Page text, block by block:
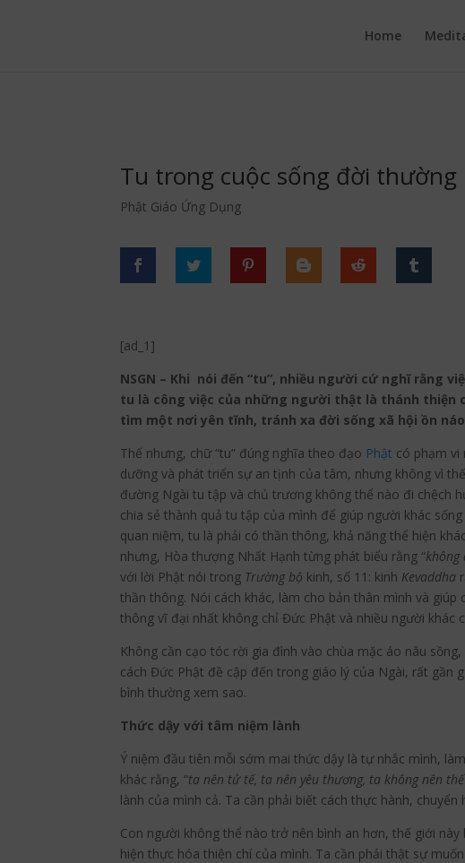
Home
Tu trong cuộc sống đời thường
Phật Giáo Ứng Dụng
[ad_1]
NSGN – Khi nói đến “tu”, nhiều người cứ nghĩ rằng
tu là công việc của những người thật là thánh thiện
tìm một nơi yên tĩnh, tránh xa đời sống xã hội ồn
Thế nhưng, chữ “tu” đúng nghĩa theo đạo Phật có phạm vi
dưỡng và phát triển sự an tịnh của tâm, nhưng không vì
đường Ngài tu tập và chủ trương không thể nào đi chệch
chia sẻ thành quả tu tập của mình để giúp người khác
quan niệm, tu là phải có thần thông, khả năng thể hiện
nhưng, Hòa thượng Nhất Hạnh từng phát biểu rằng “
với lời Phật nói trong Trường bộ kinh, số 11: kinh Kevaddha
thần thông. Nói cách khác, làm cho bản thân mình và
thông vĩ đại nhất không chỉ Đức Phật và nhiều người khác
Không cần cạo tóc rời gia đình vào chùa mặc áo nâu
cách Đức Phật đề cập đến trong giáo lý của Ngài, rất
bình thường xem sao.
Thức dậy với tâm niệm lành
Ý niệm đầu tiên mỗi sớm mai thức dậy là tự nhắc mình,
khác rằng, “ta nên tử tế, ta nên yêu thương, ta không nên
lành của mình cả. Ta cần phải biết cách thực hành,
Con người không thể nào trở nên bình an hơn, thế giới
hiện thực hóa thiện chí của mình. Ta cần phải thật sự